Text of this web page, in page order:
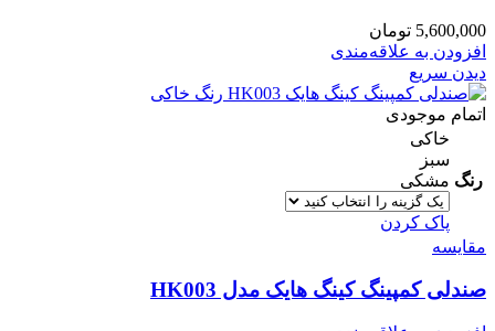
5,600,000 تومان
افزودن به علاقه‌مندی
دیدن سریع
اتمام موجودی
رنگ
خاکی
سبز
مشکی
پاک کردن
مقایسه
صندلی کمپینگ کینگ هایک مدل HK003